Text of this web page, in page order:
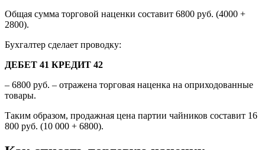
Общая сумма торговой наценки составит 6800 руб. (4000 +
2800).
Бухгалтер сделает проводку:
ДЕБЕТ 41 КРЕДИТ 42
– 6800 руб. – отражена торговая наценка на оприходованные
товары.
Таким образом, продажная цена партии чайников составит 16
800 руб. (10 000 + 6800).